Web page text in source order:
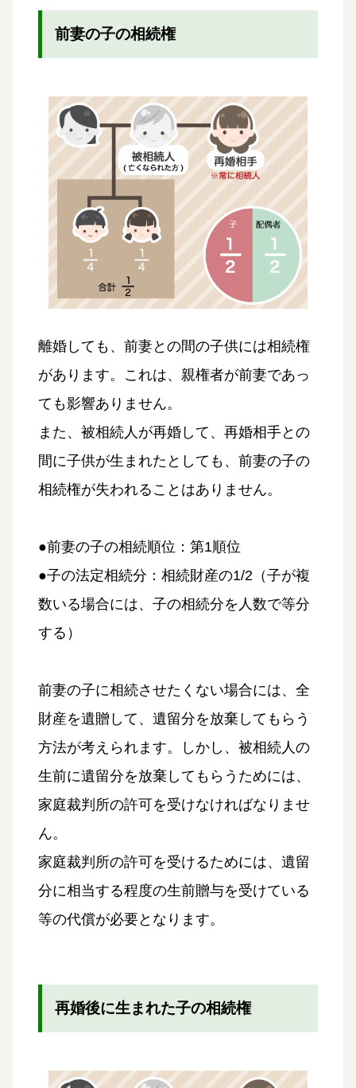
前妻の子の相続権
離婚しても、前妻との間の子供には相続権
があります。これは、親権者が前妻であっ
ても影響ありません。
また、被相続人が再婚して、再婚相手との
間に子供が生まれたとしても、前妻の子の
相続権が失われることはありません。
●前妻の子の相続順位：第1順位
●子の法定相続分：相続財産の1/2（子が複
数いる場合には、子の相続分を人数で等分
する）
前妻の子に相続させたくない場合には、全
財産を遺贈して、遺留分を放棄してもらう
方法が考えられます。しかし、被相続人の
生前に遺留分を放棄してもらうためには、
家庭裁判所の許可を受けなければなりませ
ん。
家庭裁判所の許可を受けるためには、遺留
分に相当する程度の生前贈与を受けている
等の代償が必要となります。
再婚後に生まれた子の相続権